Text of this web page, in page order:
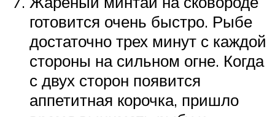
готовится очень быстро. Рыбе
достаточно трех минут с каждой
стороны на сильном огне. Когда
с двух сторон появится
аппетитная корочка, пришло